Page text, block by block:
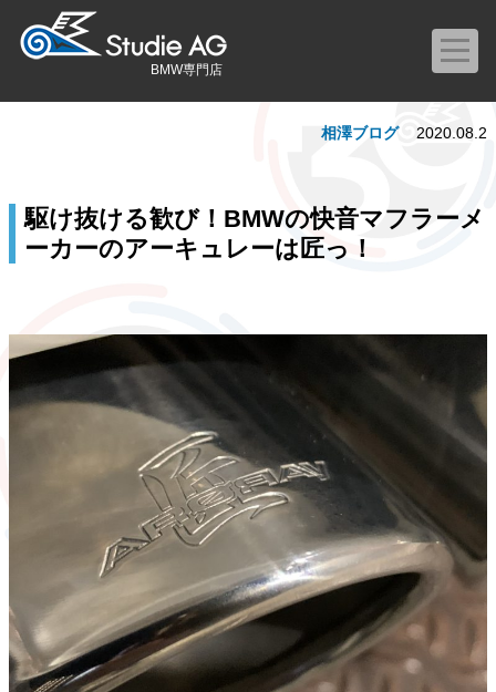
BMW専門店
駆け抜ける歓び！BMWの快音マフラーメ
ーカーのアーキュレーは匠っ！
相澤ブログ 2020.08.2